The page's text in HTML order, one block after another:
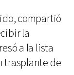
compartió
la
a la lista
trasplante de